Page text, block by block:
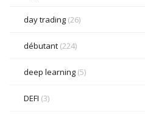
day trading (26)
débutant (224)
deep learning (5)
DEFI (3)